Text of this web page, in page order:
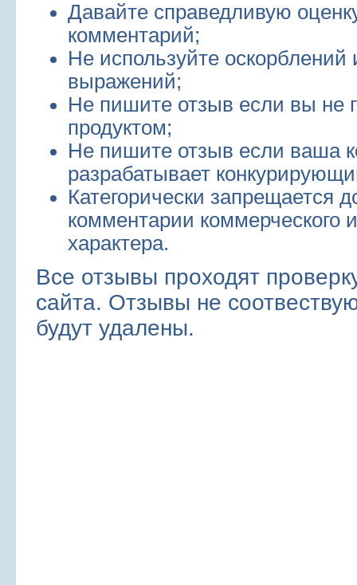
Давайте справедливую
комментарий;
Не используйте оскорблений
выражений;
Не пишите отзыв если вы не
продуктом;
Не пишите отзыв если ваша
разрабатывает
Категорически запрещается
комментарии коммерческого
характера.
Все отзывы проходят
сайта. Отзывы не
будут удалены.